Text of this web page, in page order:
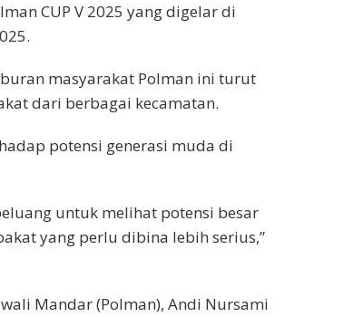
CUP V 2025 yang digelar di
masyarakat Polman ini turut
dari berbagai kecamatan.
potensi generasi muda di
untuk melihat potensi besar
yang perlu dibina lebih serius,”
Mandar (Polman), Andi Nursami